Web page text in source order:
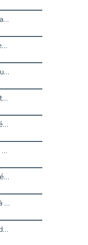
Handicap invisible au travail : se taire ou parler? - vidéo
Journée mondiale de sensibilisation à l’autisme
CDD de reconversion : un nouveau contrat pour sécuriser le changement de métier.
Besoin d’un appui ponctuel expertise handicap ?
Sport2Job Clichy : une édition altoséquanaise avec Cap Emploi 92.
Mieux appréhender les enjeux du handicap singulier en entreprise - vidéo
DOETH 2025: Fin de l'écrêtement
Déclarer son handicap à son employeur : un levier professionnel ?
Le silence, l’autre face du recrutement : un appel au respect des candidats.